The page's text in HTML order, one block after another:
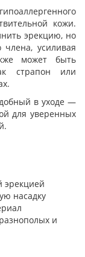
кожи.
эрекцию, но
усиливая
может быть
страпон или
в уходе —
для уверенных
эрекцией
насадку
и